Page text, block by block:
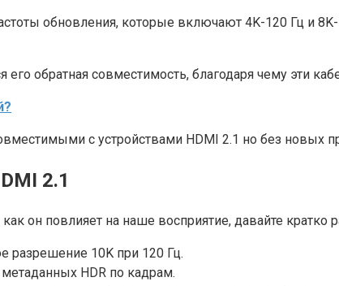
обновления, которые включают 4K-120 Гц и
обратная совместимость, благодаря чему эти
с устройствами HDMI 2.1 но без новых
2.1
он повлияет на наше восприятие, давайте кратко
разрешение 10K при 120 Гц.
HDR по кадрам.